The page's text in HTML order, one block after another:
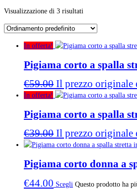
Visualizzazione di 3 risultati
In offerta!
Pigiama corto a spalla
€59.00 Il prezzo originale
In offerta!
Pigiama corto a spalla
€39.00 Il prezzo originale
Pigiama corto donna a
€44.00 Scegli Questo prodotto ha